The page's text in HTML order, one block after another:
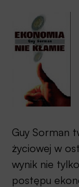
Guy Sorman
życiowej w
wynik nie
postępu